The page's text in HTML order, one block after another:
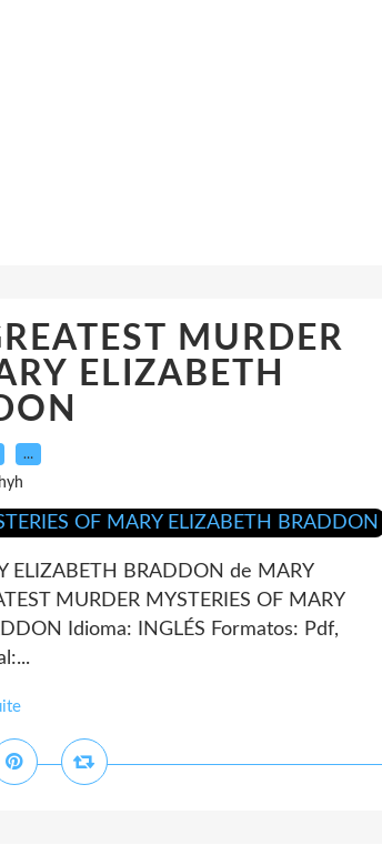
MURDER
ELIZABETH
…
ELIZABETH BRADDON de MARY
MURDER MYSTERIES OF MARY
Idioma: INGLÉS Formatos: Pdf,